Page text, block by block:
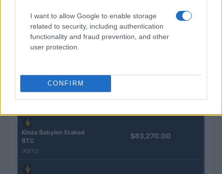
I want to allow Google to enable storage
related to security, including authentication
functionality and fraud prevention, and other
user protection.
CONFIRM
QUOTAZIONI CRYPTO
Eureka Bridged PAX
Gold (Terra
Kinza Babylon Staked
BTC
(KBTC)
$83,270.00